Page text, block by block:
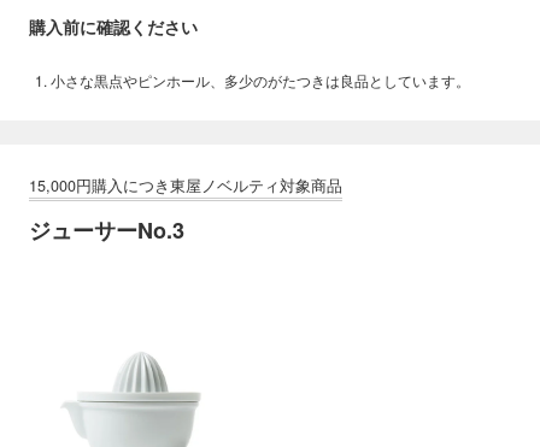
購入前に確認ください
小さな黒点やピンホール、多少のがたつきは良品としています。
ジューサーNo.3